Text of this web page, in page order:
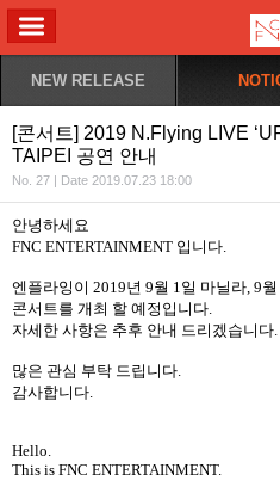
NEW RELEASE
[콘서트] 2019 N.Flying LIVE
TAIPEI 공연 안내
No. 27 | Date 2019.07.23 18:00
안녕하세요
FNC ENTERTAINMENT 입니다.
엔플라잉이 2019년 9월 1일 마닐라, 9월
콘서트를 개최 할 예정입니다.
자세한 사항은 추후 안내 드리겠습니다.
많은 관심 부탁 드립니다.
감사합니다.
Hello.
This is FNC ENTERTAINMENT.